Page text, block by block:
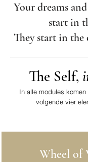
Your dreams
start in
They start in the
The Self,
In alle modules
volgende vier
Wheel of